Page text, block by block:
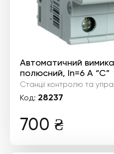
Автоматичний
полюсний, In=6 А “C”
Станції контролю та
Код: 28237
700 ₴